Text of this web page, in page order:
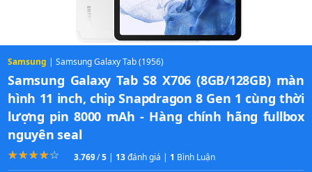
Samsung | Samsung Galaxy Tab (1956)
Samsung Galaxy Tab S8 X706 (8GB/128GB) màn
hình 11 inch, chip Snapdragon 8 Gen 1 cùng thời
lượng pin 8000 mAh - Hàng chính hãng fullbox
nguyên seal
☆☆☆☆☆
★★★★★ 3.7692307692308
/5 | 13đánh giá | 1 Bình Luận